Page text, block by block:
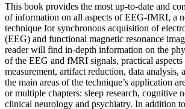
This book provides the most up-to-date and
of information on all aspects of EEG-fMRI, a
technique for synchronous acquisition of
(EEG) and functional magnetic resonance
reader will find in-depth information on the
of the EEG and fMRI signals, practical aspects
measurement, artifact reduction, data analysis,
the main areas of the technique’s application
or multiple chapters: sleep research, cognitive
clinical neurology and psychiatry. In addition